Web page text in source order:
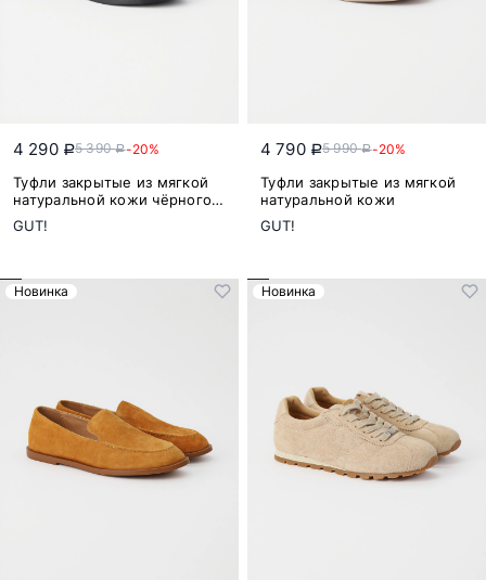
4 290 a5 390a-20%
Туфли закрытые из мягкой
натуральной кожи чёрного
цвета
GUT!
4 790 a5 990a-20%
Туфли закрытые из мягкой
натуральной кожи
GUT!
Новинка Новинка